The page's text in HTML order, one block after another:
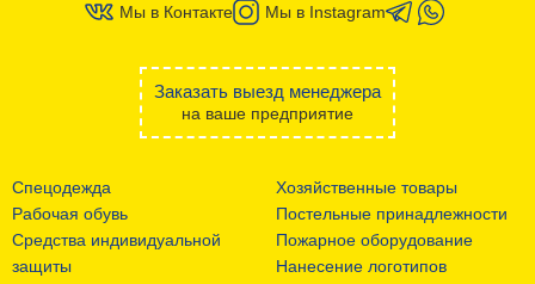
Мы в Контакте Мы в Instagram
Заказать выезд менеджера
на ваше предприятие
Спецодежда
Рабочая обувь
Средства индивидуальной
защиты
Хозяйственные товары
Постельные принадлежности
Пожарное оборудование
Нанесение логотипов